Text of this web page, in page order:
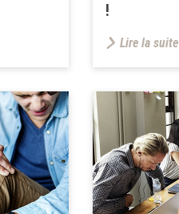
!
Lire la suite